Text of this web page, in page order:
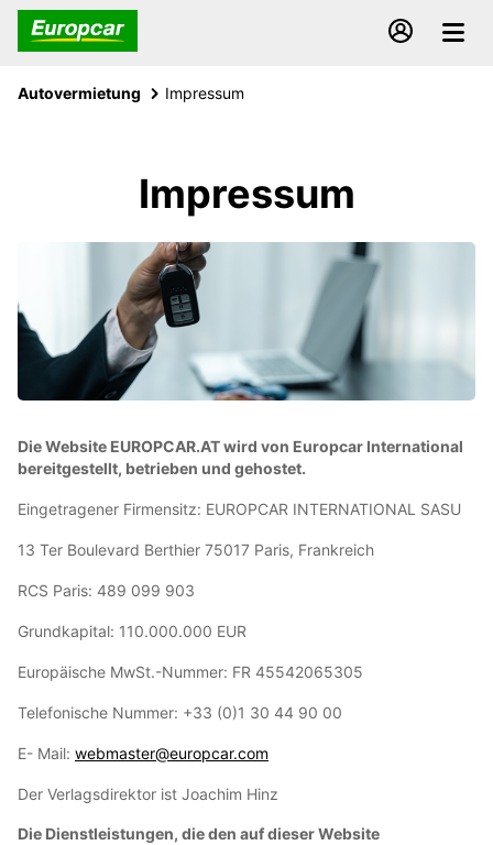
Autovermietung Impressum
Impressum
Die Website EUROPCAR.AT wird von Europcar International
bereitgestellt, betrieben und gehostet.
Eingetragener Firmensitz: EUROPCAR INTERNATIONAL SASU
13 Ter Boulevard Berthier 75017 Paris, Frankreich
RCS Paris: 489 099 903
Grundkapital: 110.000.000 EUR
Europäische MwSt.-Nummer: FR 45542065305
Telefonische Nummer: +33 (0)1 30 44 90 00
E- Mail: webmaster@europcar.com
Der Verlagsdirektor ist Joachim Hinz
Die Dienstleistungen, die den auf dieser Website